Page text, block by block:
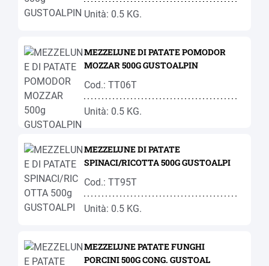
Unità: 0.5 KG.
MEZZELUNE DI PATATE POMODOR
MOZZAR 500G GUSTOALPIN
Cod.: TT06T
Unità: 0.5 KG.
MEZZELUNE DI PATATE
SPINACI/RICOTTA 500G GUSTOALPI
Cod.: TT95T
Unità: 0.5 KG.
MEZZELUNE PATATE FUNGHI
PORCINI 500G CONG. GUSTOAL